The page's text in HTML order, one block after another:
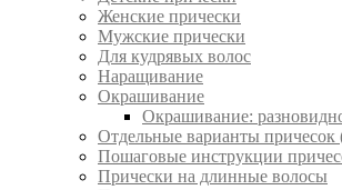
Женские прически
Мужские прически
Для кудрявых волос
Наращивание
Окрашивание
Окрашивание:
Отдельные варианты причесок
Пошаговые инструкции
Прически на длинные волосы